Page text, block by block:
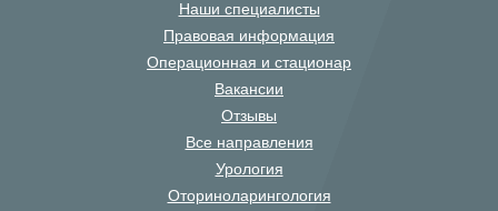
Наши специалисты
Правовая информация
Операционная и стационар
Вакансии
Отзывы
Все направления
Урология
Оториноларингология